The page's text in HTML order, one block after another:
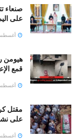
صنعاء
على
أغسطس 7,
هيومن
قمع
أغسطس 7,
مقتل
على
أغسطس 7,